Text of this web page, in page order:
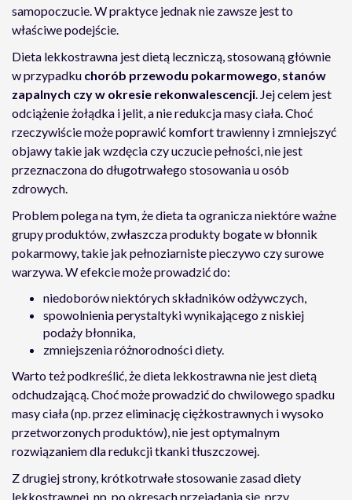
samopoczucie. W praktyce jednak nie zawsze jest to
właściwe podejście.
Dieta lekkostrawna jest dietą leczniczą, stosowaną głównie
w przypadku chorób przewodu pokarmowego, stanów
zapalnych czy w okresie rekonwalescencji. Jej celem jest
odciążenie żołądka i jelit, a nie redukcja masy ciała. Choć
rzeczywiście może poprawić komfort trawienny i zmniejszyć
objawy takie jak wzdęcia czy uczucie pełności, nie jest
przeznaczona do długotrwałego stosowania u osób
zdrowych.
Problem polega na tym, że dieta ta ogranicza niektóre ważne
grupy produktów, zwłaszcza produkty bogate w błonnik
pokarmowy, takie jak pełnoziarniste pieczywo czy surowe
warzywa. W efekcie może prowadzić do:
niedoborów niektórych składników odżywczych,
spowolnienia perystaltyki wynikającego z niskiej
podaży błonnika,
zmniejszenia różnorodności diety.
Warto też podkreślić, że dieta lekkostrawna nie jest dietą
odchudzającą. Choć może prowadzić do chwilowego spadku
masy ciała (np. przez eliminację ciężkostrawnych i wysoko
przetworzonych produktów), nie jest optymalnym
rozwiązaniem dla redukcji tkanki tłuszczowej.
Z drugiej strony, krótkotrwałe stosowanie zasad diety
lekkostrawnej, np. po okresach przejadania się, przy